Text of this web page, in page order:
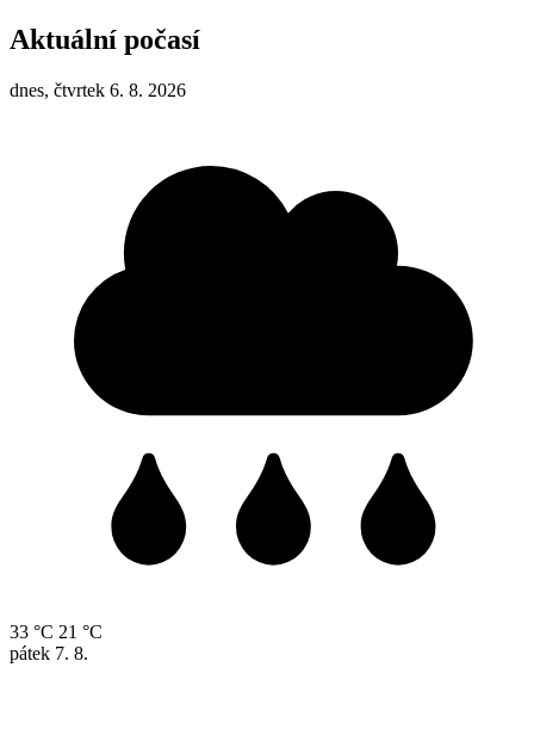
Aktuální počasí
dnes, čtvrtek 6. 8. 2026
33 °C 21 °C
pátek 7. 8.